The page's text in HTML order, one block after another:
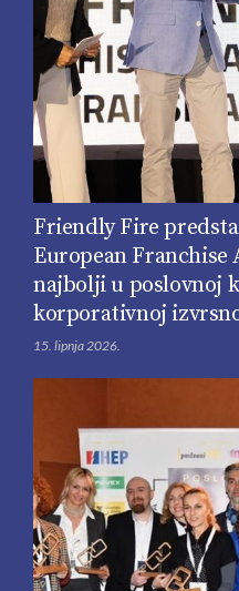
Friendly Fire
European Franchise
najbolji u poslovnoj
korporativnoj
15. lipnja 2026.